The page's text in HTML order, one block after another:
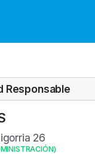
Responsable
26
)